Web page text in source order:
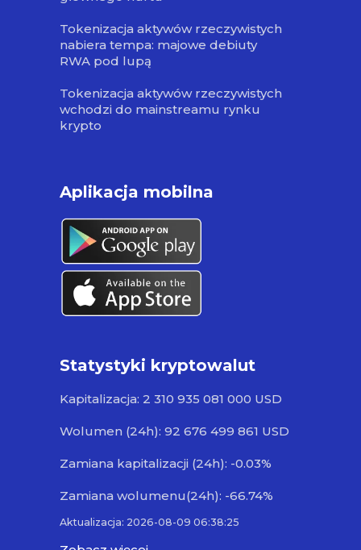
Tokenizacja aktywów rzeczywistych
nabiera tempa: majowe debiuty
RWA pod lupą
Tokenizacja aktywów rzeczywistych
wchodzi do mainstreamu rynku
krypto
Aplikacja mobilna
Statystyki kryptowalut
Kapitalizacja: 2 310 935 081 000 USD
Wolumen (24h): 92 676 499 861 USD
Zamiana kapitalizacji (24h): -0.03%
Zamiana wolumenu(24h): -66.74%
Aktualizacja: 2026-08-09 06:38:25